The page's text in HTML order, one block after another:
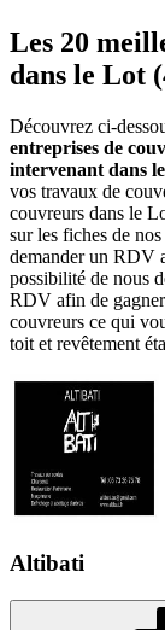
Les 20
dans le Lot
Découvrez ci-
entreprises de
intervenant dans
vos travaux de
couvreurs dans le
sur les fiches de
demander un RDV
possibilité de nous
RDV afin de
couvreurs ce qui
toit et revêtement
Altibati